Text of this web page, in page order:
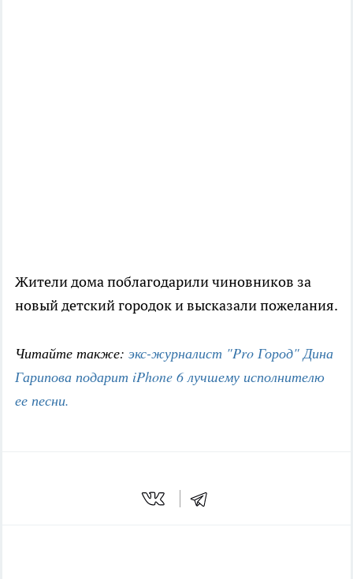
Жители дома поблагодарили чиновников за
новый детский городок и высказали пожелания.
Читайте также: экс-журналист "Pro Город" Дина
Гарипова подарит iPhone 6 лучшему исполнителю
ее песни.